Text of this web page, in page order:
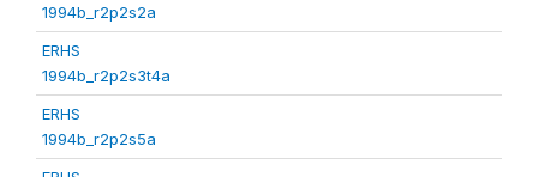
1994b_r2p2s2a
ERHS
1994b_r2p2s3t4a
ERHS
1994b_r2p2s5a